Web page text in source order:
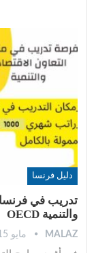
دليل فرنسا
والتنمية OECD
MALAZ مايو 15, 2024